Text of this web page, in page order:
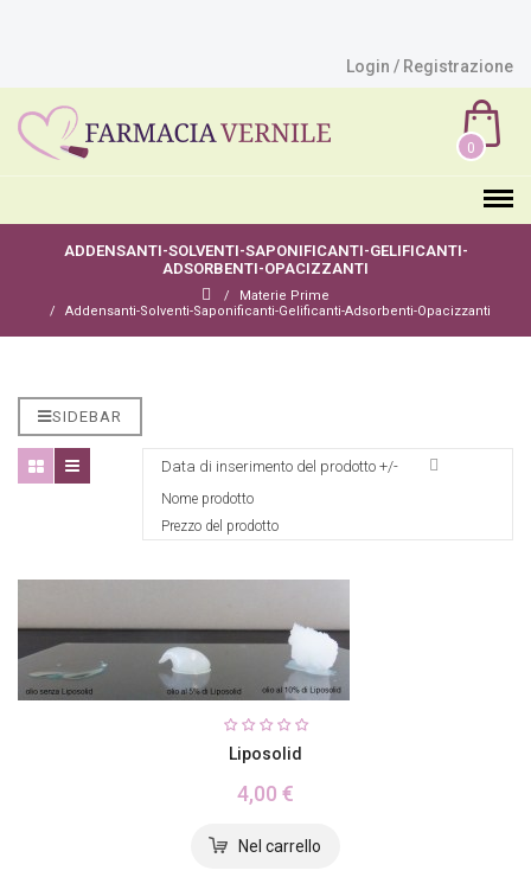
Login / Registrazione
0
ADDENSANTI-SOLVENTI-SAPONIFICANTI-GELIFICANTI-
ADSORBENTI-OPACIZZANTI
Materie Prime
Addensanti-Solventi-Saponificanti-Gelificanti-Adsorbenti-Opacizzanti
SIDEBAR
Data di inserimento del prodotto +/-
Nome prodotto
Prezzo del prodotto
Liposolid
4,00 €